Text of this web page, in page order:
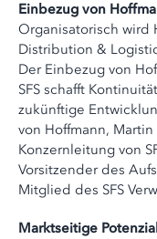
Einbezug von
Organisatorisch wird
Distribution &
Der Einbezug von
SFS schafft
zukünftige
von Hoffmann,
Konzernleitung von
Vorsitzender des
Mitglied des SFS
Marktseitige